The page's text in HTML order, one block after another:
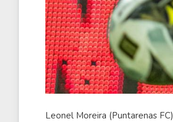
Leonel Moreira (Puntarenas FC)